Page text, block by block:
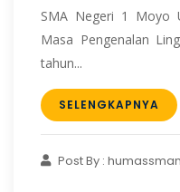
SMA Negeri 1 Moyo
Masa Pengenalan
tahun...
SELENGKAPNYA
Post By :